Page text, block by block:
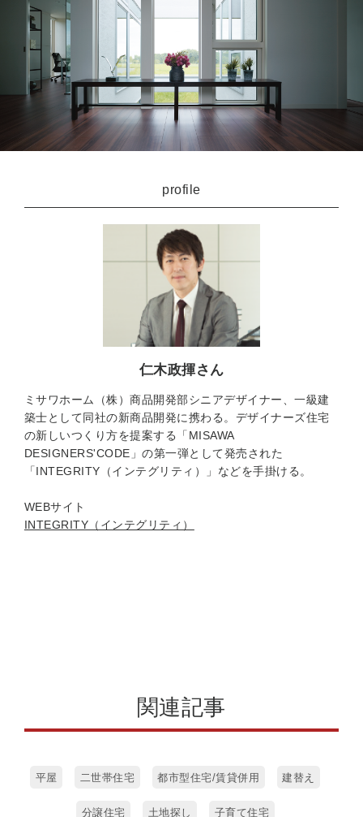
profile
仁木政揮さん
ミサワホーム（株）商品開発部シニアデザイナー、一級建
築士として同社の新商品開発に携わる。デザイナーズ住宅
の新しいつくり方を提案する「MISAWA
DESIGNERS'CODE」の第一弾として発売された
「INTEGRITY（インテグリティ）」などを手掛ける。
WEBサイト
INTEGRITY（インテグリティ）
関連記事
平屋 二世帯住宅 都市型住宅/賃貸併用 建替え
分譲住宅 土地探し 子育て住宅